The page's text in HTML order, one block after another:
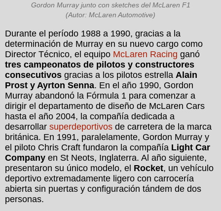
Gordon Murray junto con sketches del McLaren F1
(Autor: McLaren Automotive)
Durante el período 1988 a 1990, gracias a la
determinación de Murray en su nuevo cargo como
Director Técnico, el equipo McLaren Racing ganó
tres campeonatos de pilotos y constructores
consecutivos gracias a los pilotos estrella Alain
Prost y Ayrton Senna. En el año 1990, Gordon
Murray abandonó la Fórmula 1 para comenzar a
dirigir el departamento de diseño de McLaren Cars
hasta el año 2004, la compañía dedicada a
desarrollar superdeportivos de carretera de la marca
británica. En 1991, paralelamente, Gordon Murray y
el piloto Chris Craft fundaron la compañía Light Car
Company en St Neots, Inglaterra. Al año siguiente,
presentaron su único modelo, el Rocket, un vehículo
deportivo extremadamente ligero con carrocería
abierta sin puertas y configuración tándem de dos
personas.